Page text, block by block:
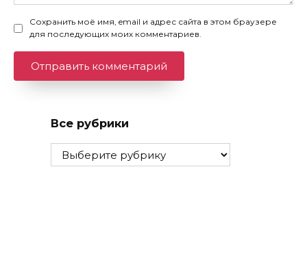
Сохранить моё имя, email и адрес сайта в этом браузере
для последующих моих комментариев.
Все рубрики
Все
рубрики